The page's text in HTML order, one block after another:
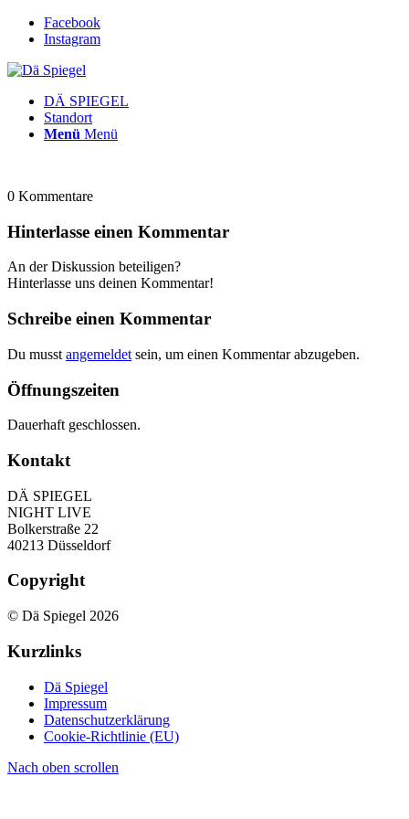
Facebook
Instagram
DÄ SPIEGEL
Standort
Menü Menü
0 Kommentare
Hinterlasse einen Kommentar
An der Diskussion beteiligen?
Hinterlasse uns deinen Kommentar!
Schreibe einen Kommentar
Du musst angemeldet sein, um einen Kommentar abzugeben.
Öffnungszeiten
Dauerhaft geschlossen.
Kontakt
DÄ SPIEGEL
NIGHT LIVE
Bolkerstraße 22
40213 Düsseldorf
Copyright
© Dä Spiegel 2026
Kurzlinks
Dä Spiegel
Impressum
Datenschutzerklärung
Cookie-Richtlinie (EU)
Nach oben scrollen